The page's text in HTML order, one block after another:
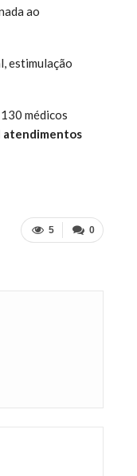
ao
estimulação
médicos
atendimentos
0
5